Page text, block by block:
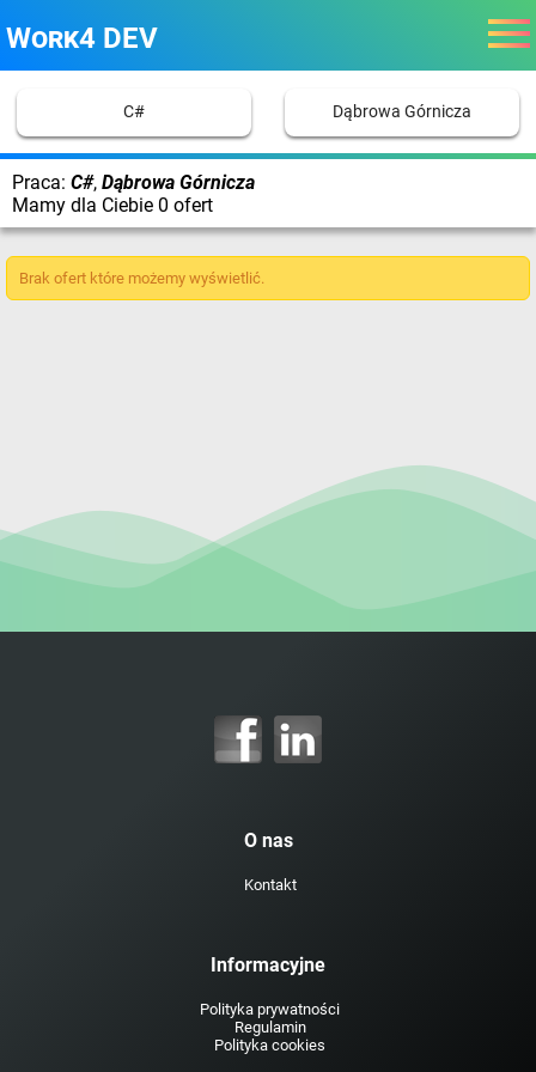
Work4 DEV
C# Dąbrowa Górnicza
Praca: C#, Dąbrowa Górnicza
Mamy dla Ciebie 0 ofert
Brak ofert które możemy wyświetlić.
O nas
Kontakt
Informacyjne
Polityka prywatności
Regulamin
Polityka cookies